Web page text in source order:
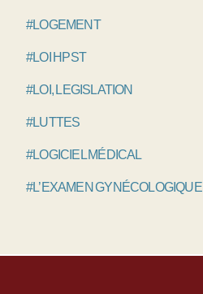
#LOGEMENT
#LOI HPST
#LOI, LEGISLATION
#LUTTES
#LOGICIEL MÉDICAL
#L’EXAMEN GYNÉCOLOGIQUE